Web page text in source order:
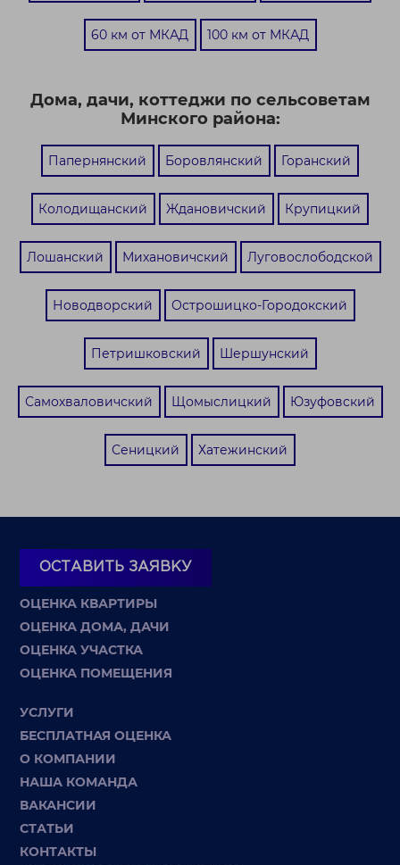
60 км от МКАД 100 км от МКАД
Дома, дачи, коттеджи по сельсоветам
Минского района:
Папернянский Боровлянский Горанский
Колодищанский Ждановичский Крупицкий
Лошанский Михановичский Луговослободской
Новодворский Острошицко-Городокский
Петришковский Шершунский
Самохваловичский Щомыслицкий Юзуфовский
Сеницкий Хатежинский
ОСТАВИТЬ ЗАЯВКУ
ОЦЕНКА КВАРТИРЫ
ОЦЕНКА ДОМА, ДАЧИ
ОЦЕНКА УЧАСТКА
ОЦЕНКА ПОМЕЩЕНИЯ
УСЛУГИ
БЕСПЛАТНАЯ ОЦЕНКА
О КОМПАНИИ
НАША КОМАНДА
ВАКАНСИИ
СТАТЬИ
КОНТАКТЫ